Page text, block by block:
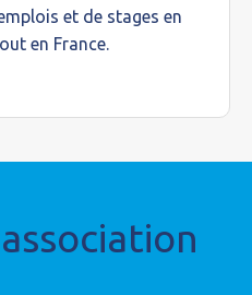
et de stages en
en France.